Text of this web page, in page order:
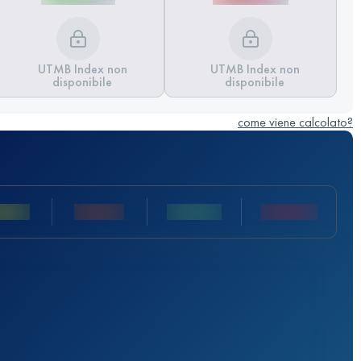
UTMB Index non
disponibile
UTMB Index non
disponibile
come viene calcolato?